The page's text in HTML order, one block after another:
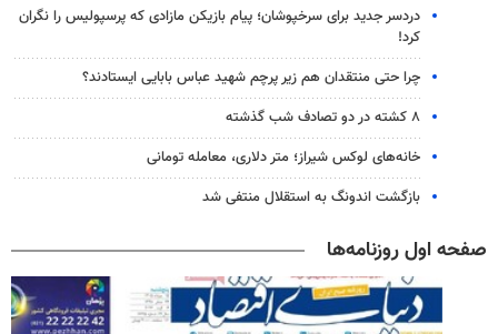
دردسر جدید برای سرخپوشان؛ پیام بازیکن مازادی که پرسپولیس را نگران
کرد!
چرا حتی منتقدان هم زیر پرچم شهید عباس بابایی ایستادند؟
۸ کشته در دو تصادف شب گذشته
خانه‌های لوکس شیراز؛ متر دلاری، معامله تومانی
بازگشت اندونگ به استقلال منتفی شد
صفحه اول روزنامه‌ها